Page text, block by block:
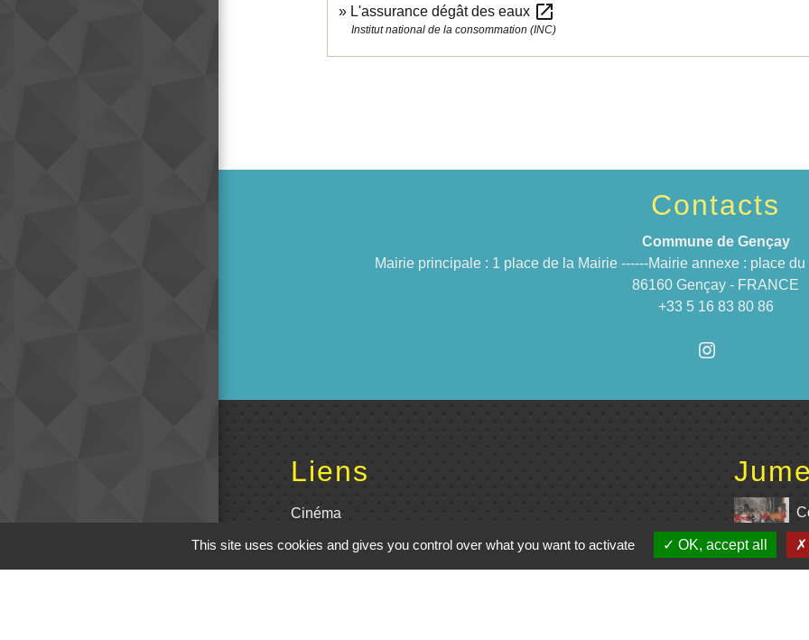
L'assurance dégât des eaux open_in_new
Institut national de la consommation (INC)
Contacts
Commune de Gençay
Mairie principale : 1 place de la Mairie ------Mairie annexe : place
86160 Gençay - FRANCE
+33 5 16 83 80 86
Liens
Cinéma
Office de tourisme du Civraisien en
Poitou
This site uses cookies and gives you control over what you want to activate OK, accept all